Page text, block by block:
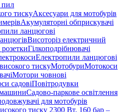
пил
тискуАксесуари для мотобурів
Акумуляторні обприскувачі
ланцюгові
Висоторіз електричний
Гілкоподрібнювачі
Електропили ланцюгові
тискуМотобуриМотокоси
Мотори човнові
садовіПовітродувки
Садово-паркове освітлення
для мотобурів
тиску 2300 Вт, 160 бар –